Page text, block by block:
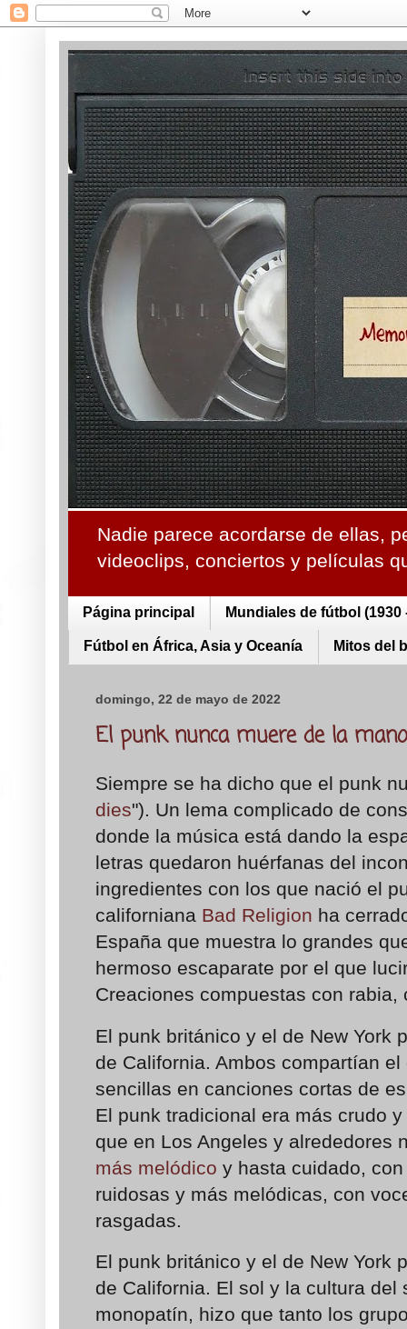
Nadie parece acordarse de ellas,
videoclips, conciertos y películas
Página principal Mundiales de fútbol (1930
Fútbol en África, Asia y Oceanía Mitos del
domingo, 22 de mayo de 2022
El punk nunca muere de la
Siempre se ha dicho que el punk
dies"). Un lema complicado de
donde la música está dando la
letras quedaron huérfanas del
ingredientes con los que nació el
californiana Bad Religion ha
España que muestra lo grandes
hermoso escaparate por el que
Creaciones compuestas con
El punk británico y el de New York
de California. Ambos compartían
sencillas en canciones cortas de
El punk tradicional era más crudo
que en Los Angeles y alrededores
más melódico y hasta cuidado,
ruidosas y más melódicas, con
rasgadas.
El punk británico y el de New York
de California. El sol y la cultura del
monopatín, hizo que tanto los